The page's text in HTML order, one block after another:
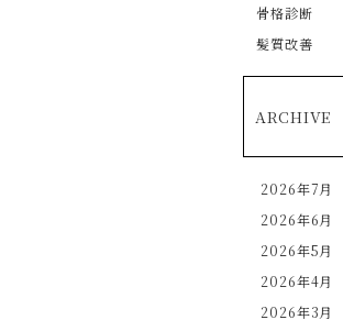
骨格診断
髪質改善
ARCHIVE
2026年7月
2026年6月
2026年5月
2026年4月
2026年3月